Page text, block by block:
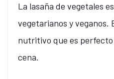
La lasaña de vegetales
vegetarianos y veganos.
nutritivo que es
cena.